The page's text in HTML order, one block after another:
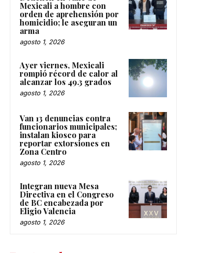
Mexicali a hombre con
orden de aprehensión por
homicidio; le aseguran un
arma
agosto 1, 2026
Ayer viernes, Mexicali
rompió récord de calor al
alcanzar los 49.3 grados
agosto 1, 2026
Van 13 denuncias contra
funcionarios municipales;
instalan kiosco para
reportar extorsiones en
Zona Centro
agosto 1, 2026
Integran nueva Mesa
Directiva en el Congreso
de BC encabezada por
Eligio Valencia
agosto 1, 2026